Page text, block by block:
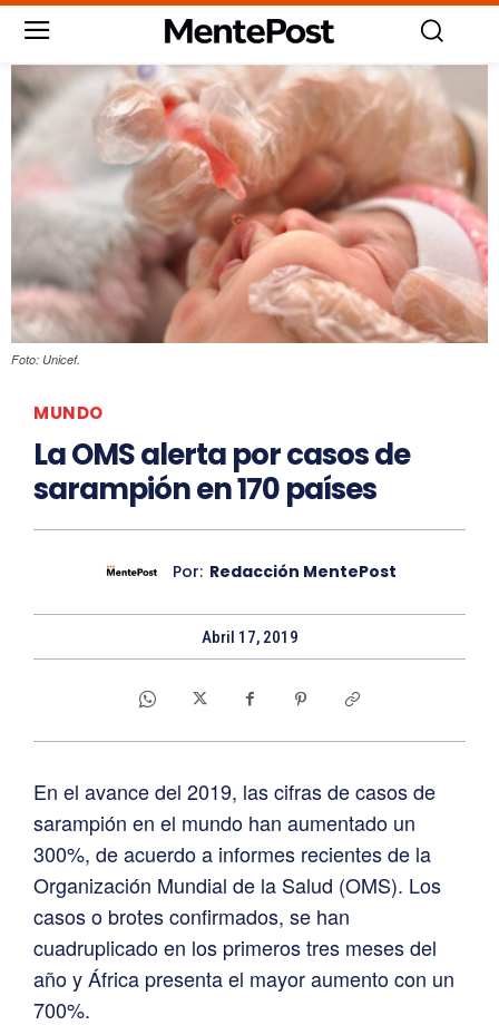
Foto: Unicef.
MUNDO
La OMS alerta por casos de
sarampión en 170 países
Por: Redacción MentePost
Abril 17, 2019
En el avance del 2019, las cifras de casos de
sarampión en el mundo han aumentado un
300%, de acuerdo a informes recientes de la
Organización Mundial de la Salud (OMS). Los
casos o brotes confirmados, se han
cuadruplicado en los primeros tres meses del
año y África presenta el mayor aumento con un
700%.